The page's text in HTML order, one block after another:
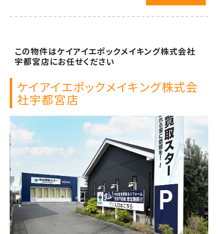
この物件はケイアイエポックメイキング株式会社
宇都宮店にお任せください
ケイアイエポックメイキング株式会
社宇都宮店